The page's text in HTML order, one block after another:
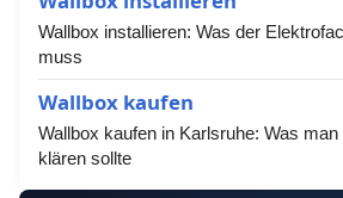
Wallbox installieren: Was der
muss
Wallbox kaufen
Wallbox kaufen in Karlsruhe: Was
klären sollte